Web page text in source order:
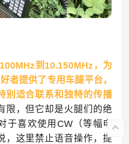
到10.150MHz，为
者提供了专用车腿平台，
别适合联系和独特的传播
限，但它却是火腿们的绝
于喜欢使用CW（等幅电
，这里禁止语音操作，提